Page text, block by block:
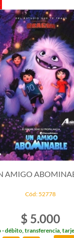
AMIGO
Cód: 52778
$ 5.000
- débito, transferencia,